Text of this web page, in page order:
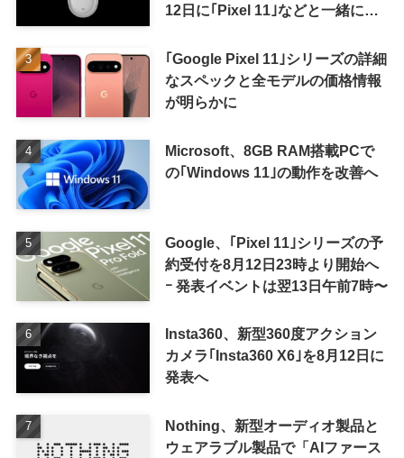
12日に｢Pixel 11｣などと一緒に発
｢Google Pixel 11｣シリーズの詳細
なスペックと全モデルの価格情報
が明らかに
Microsoft、8GB RAM搭載PCで
の｢Windows 11｣の動作を改善へ
Google、｢Pixel 11｣シリーズの予
約受付を8月12日23時より開始へ
ｰ 発表イベントは翌13日午前7時〜
Insta360、新型360度アクション
カメラ｢Insta360 X6｣を8月12日に
発表へ
Nothing、新型オーディオ製品と
ウェアラブル製品で「AIファース